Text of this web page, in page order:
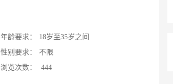
年龄要求：
18岁至35岁之间
性别要求：
不限
浏览次数：
444